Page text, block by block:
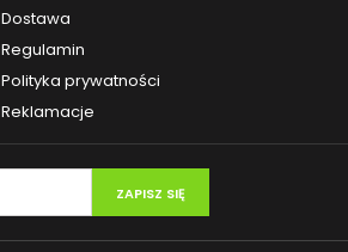
Dostawa
Regulamin
Polityka prywatności
Reklamacje
ZAPISZ SIĘ